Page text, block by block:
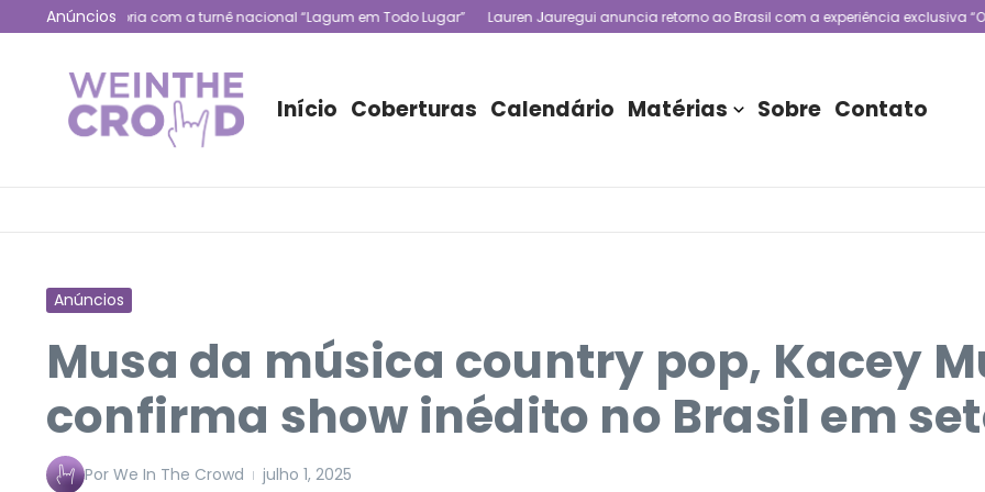
Ir para o conteúdo
Anúncios
trajetória com a turnê nacional “Lagum em Todo Lugar” Lauren Jauregui anuncia retorno ao Brasil com a experiência exclusiva “One Night
Início Coberturas Calendário Matérias Sobre Contato
Anúncios
Musa da música country pop, Kacey
confirma show inédito no Brasil em
Por We In The Crowd julho 1, 2025